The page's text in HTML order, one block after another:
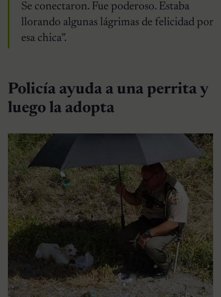
Se conectaron. Fue poderoso. Estaba
llorando algunas lágrimas de felicidad por
esa chica”.
Policía ayuda a una perrita y
luego la adopta